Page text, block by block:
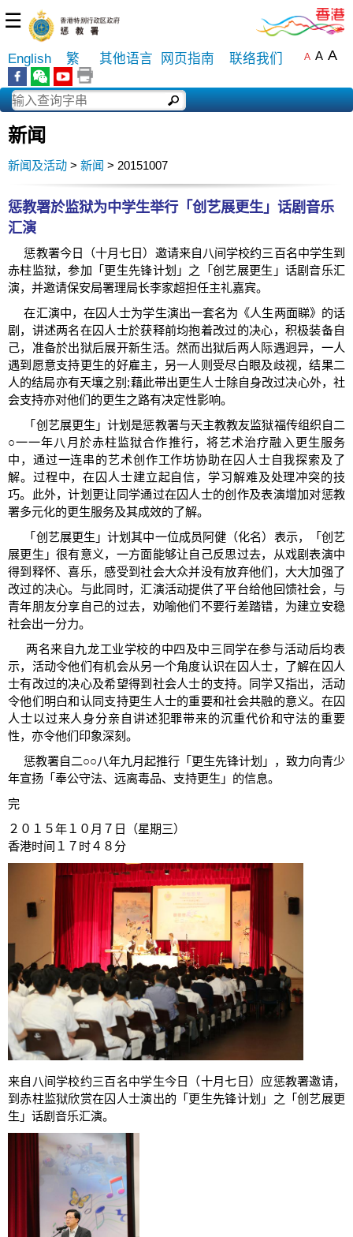
☰
English 繁 其他语言 网页指南 联络我们 A A A
新闻
新闻及活动 > 新闻 > 20151007
惩教署於监狱为中学生举行「创艺展更生」话剧音乐
汇演
惩教署今日（十月七日）邀请来自八间学校约三百名中学生到
赤柱监狱，参加「更生先锋计划」之「创艺展更生」话剧音乐汇
演，并邀请保安局署理局长李家超担任主礼嘉宾。
在汇演中，在囚人士为学生演出一套名为《人生两面睇》的话
剧，讲述两名在囚人士於获释前均抱着改过的决心，积极装备自
己，准备於出狱后展开新生活。然而出狱后两人际遇迥异，一人
遇到愿意支持更生的好雇主，另一人则受尽白眼及歧视，结果二
人的结局亦有天壤之别;藉此带出更生人士除自身改过决心外，社
会支持亦对他们的更生之路有决定性影响。
「创艺展更生」计划是惩教署与天主教教友监狱福传组织自二
○一一年八月於赤柱监狱合作推行，将艺术治疗融入更生服务
中，通过一连串的艺术创作工作坊协助在囚人士自我探索及了
解。过程中，在囚人士建立起自信，学习解难及处理冲突的技
巧。此外，计划更让同学通过在囚人士的创作及表演增加对惩教
署多元化的更生服务及其成效的了解。
「创艺展更生」计划其中一位成员阿健（化名）表示，「创艺
展更生」很有意义，一方面能够让自己反思过去，从戏剧表演中
得到释怀、喜乐，感受到社会大众并没有放弃他们，大大加强了
改过的决心。与此同时，汇演活动提供了平台给他回馈社会，与
青年朋友分享自己的过去，劝喻他们不要行差踏错，为建立安稳
社会出一分力。
两名来自九龙工业学校的中四及中三同学在参与活动后均表
示，活动令他们有机会从另一个角度认识在囚人士，了解在囚人
士有改过的决心及希望得到社会人士的支持。同学又指出，活动
令他们明白和认同支持更生人士的重要和社会共融的意义。在囚
人士以过来人身分亲自讲述犯罪带来的沉重代价和守法的重要
性，亦令他们印象深刻。
惩教署自二○○八年九月起推行「更生先锋计划」，致力向青少
年宣扬「奉公守法、远离毒品、支持更生」的信息。
完
２０１５年１０月７日（星期三）
香港时间１７时４８分
来自八间学校约三百名中学生今日（十月七日）应惩教署邀请，
到赤柱监狱欣赏在囚人士演出的「更生先锋计划」之「创艺展更
生」话剧音乐汇演。